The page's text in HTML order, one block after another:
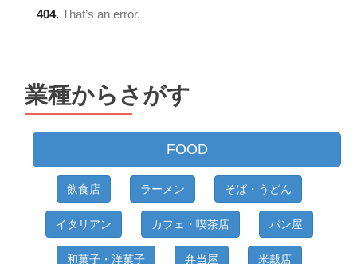
業種からさがす
FOOD
飲食店 ラーメン そば・うどん
イタリアン カフェ・喫茶店 パン屋
和菓子・洋菓子 弁当屋 米穀店